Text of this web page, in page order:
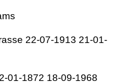
22-07-1913 21-01-
01-1872 18-09-1968